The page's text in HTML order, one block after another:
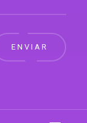
ENVIAR